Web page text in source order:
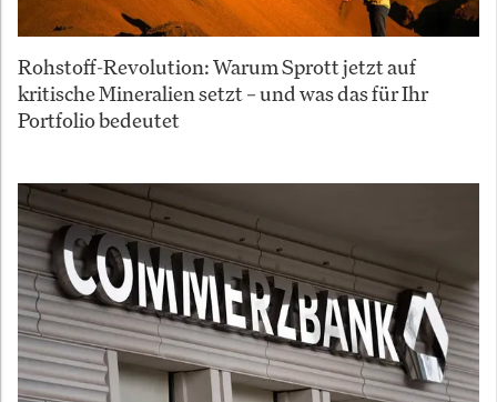
Rohstoff-Revolution: Warum Sprott jetzt auf
kritische Mineralien setzt – und was das für Ihr
Portfolio bedeutet